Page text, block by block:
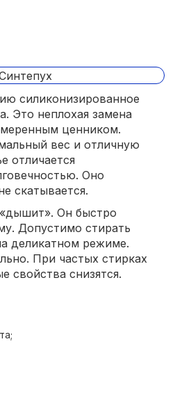
силиконизированное
Это неплохая замена
ценником.
вес и отличную
отличается
Оно
скатывается.
Он быстро
Допустимо стирать
деликатном режиме.
При частых стирках
свойства снизятся.